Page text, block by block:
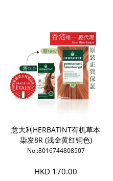
意大利HERBATINT有机草本
染发8R (浅金黄红铜色)
No.:8016744808507
HKD 170.00